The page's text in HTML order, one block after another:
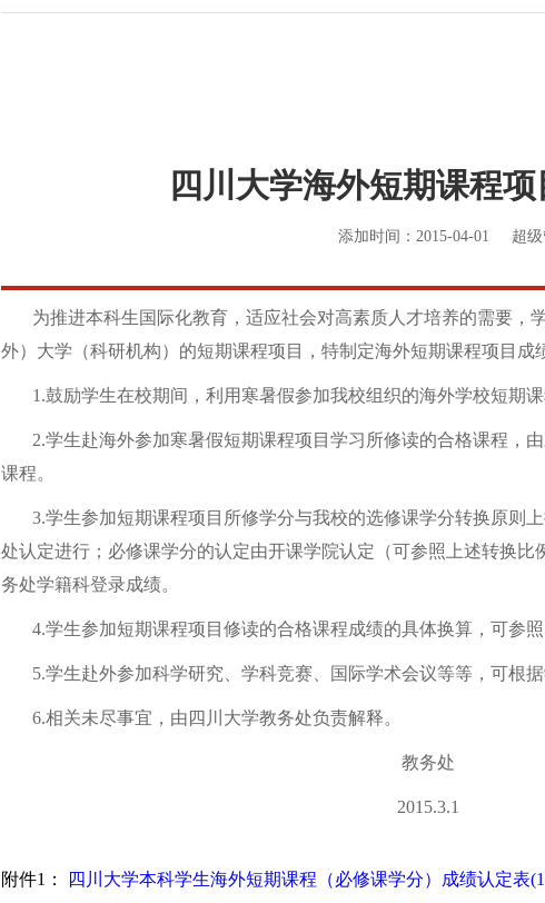
四川大学海外短期课程
添加时间：2015-04-01 超
为推进本科生国际化教育，适应社会对高素质人才培养的需要，
外）大学（科研机构）的短期课程项目，特制定海外短期课程项目成
1.鼓励学生在校期间，利用寒暑假参加我校组织的海外学校短期课
2.学生赴海外参加寒暑假短期课程项目学习所修读的合格课程，
课程。
3.学生参加短期课程项目所修学分与我校的选修课学分转换原则
处认定进行；必修课学分的认定由开课学院认定（可参照上述转换
务处学籍科登录成绩。
4.学生参加短期课程项目修读的合格课程成绩的具体换算，可参照
5.学生赴外参加科学研究、学科竞赛、国际学术会议等等，可根据
6.相关未尽事宜，由四川大学教务处负责解释。
教务处
2015.3.1
附件1： 四川大学本科学生海外短期课程（必修课学分）成绩认定表